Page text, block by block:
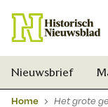
Nieuwsbrief
Home Het grote